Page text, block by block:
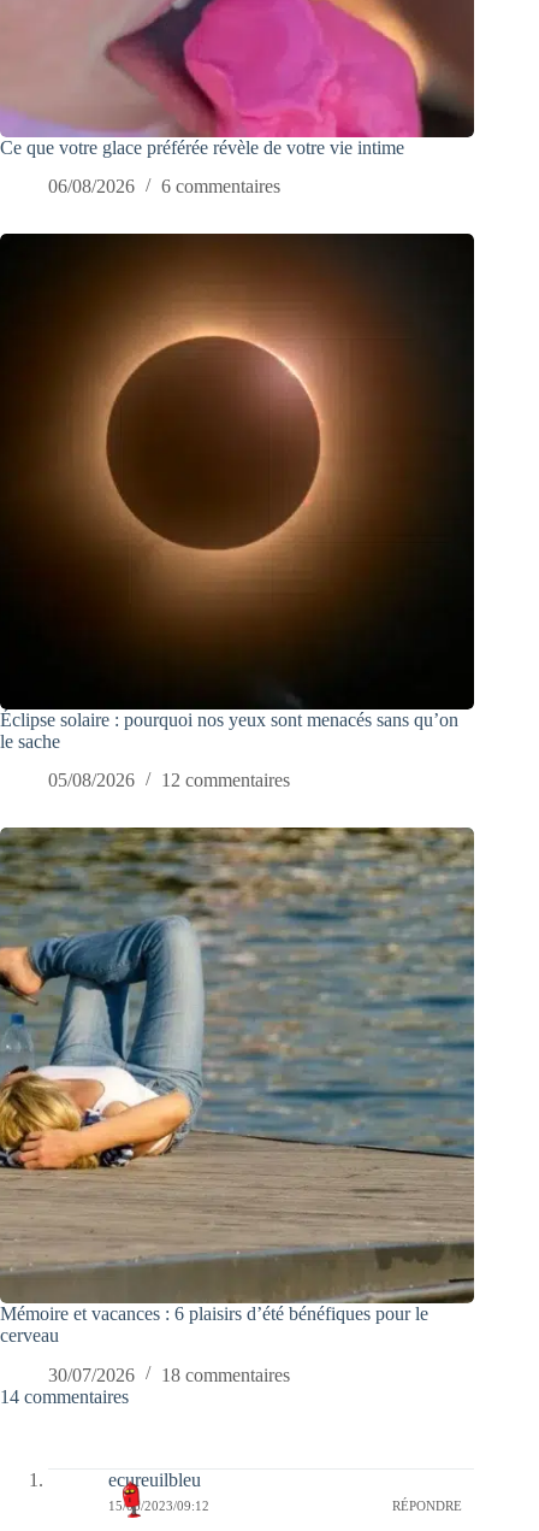
Ce que votre glace préférée révèle de votre vie intime
06/08/2026
6 commentaires
Éclipse solaire : pourquoi nos yeux sont menacés sans qu’on
le sache
05/08/2026
12 commentaires
Mémoire et vacances : 6 plaisirs d’été bénéfiques pour le
cerveau
30/07/2026
18 commentaires
14 commentaires
ecureuilbleu
15/05/2023/09:12 RÉPONDRE